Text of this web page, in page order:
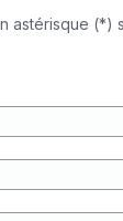
astérisque (*)